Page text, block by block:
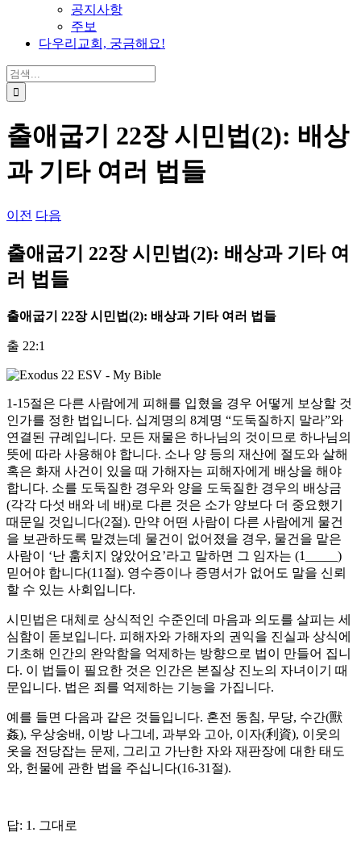
공지사항
주보
다우리교회, 궁금해요!
검
색
...
출애굽기 22장 시민법(2): 배상
과 기타 여러 법들
이전 다음
출애굽기 22장 시민법(2): 배상과 기타 여
러 법들
출애굽기 22장 시민법(2): 배상과 기타 여러 법들
출 22:1
1-15절은 다른 사람에게 피해를 입혔을 경우 어떻게 보상할 것
인가를 정한 법입니다. 십계명의 8계명 “도둑질하지 말라”와
연결된 규례입니다. 모든 재물은 하나님의 것이므로 하나님의
뜻에 따라 사용해야 합니다. 소나 양 등의 재산에 절도와 살해
혹은 화재 사건이 있을 때 가해자는 피해자에게 배상을 해야
합니다. 소를 도둑질한 경우와 양을 도둑질한 경우의 배상금
(각각 다섯 배와 네 배)로 다른 것은 소가 양보다 더 중요했기
때문일 것입니다(2절). 만약 어떤 사람이 다른 사람에게 물건
을 보관하도록 맡겼는데 물건이 없어졌을 경우, 물건을 맡은
사람이 ‘난 훔치지 않았어요’라고 말하면 그 임자는 (1_____)
믿어야 합니다(11절). 영수증이나 증명서가 없어도 말을 신뢰
할 수 있는 사회입니다.
시민법은 대체로 상식적인 수준인데 마음과 의도를 살피는 세
심함이 돋보입니다. 피해자와 가해자의 권익을 진실과 상식에
기초해 인간의 완악함을 억제하는 방향으로 법이 만들어 집니
다. 이 법들이 필요한 것은 인간은 본질상 진노의 자녀이기 때
문입니다. 법은 죄를 억제하는 기능을 가집니다.
예를 들면 다음과 같은 것들입니다. 혼전 동침, 무당, 수간(獸
姦), 우상숭배, 이방 나그네, 과부와 고아, 이자(利資), 이웃의
옷을 전당잡는 문제, 그리고 가난한 자와 재판장에 대한 태도
와, 헌물에 관한 법을 주십니다(16-31절).
답: 1. 그대로